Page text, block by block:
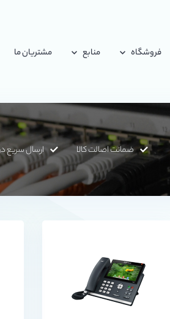
فروشگاه منابع مشتریان ما
ضمانت اصالت کالا ارسال سریع